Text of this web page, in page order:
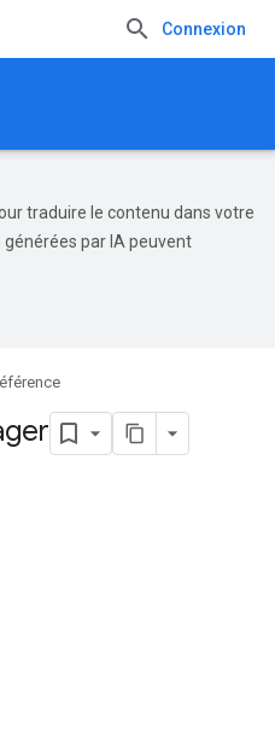
Connexion
traduire le contenu dans votre
par IA peuvent